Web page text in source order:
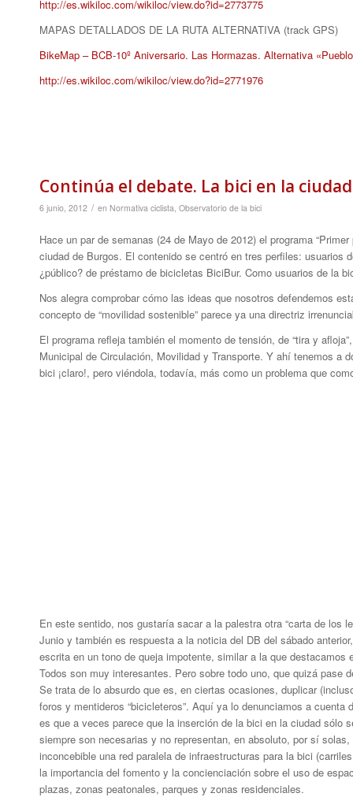
http://es.wikiloc.com/wikiloc/view.do?id=2773775
MAPAS DETALLADOS DE LA RUTA ALTERNATIVA (track GPS)
BikeMap – BCB-10º Aniversario. Las Hormazas. Alternativa
http://es.wikiloc.com/wikiloc/view.do?id=2771976
Continúa el debate. La bici en la ciudad
6 junio, 2012 / en Normativa ciclista Observatorio de la bici
Hace un par de semanas (24 de Mayo de 2012) el programa
ciudad de Burgos. El contenido se centró en tres perfiles:
¿público? de préstamo de bicicletas BiciBur. Como usuarios de la
Nos alegra comprobar cómo las ideas que nosotros defendemos
concepto de “movilidad sostenible” parece ya una directriz
El programa refleja también el momento de tensión, de “tira y
Municipal de Circulación, Movilidad y Transporte. Y ahí tenemos a
bici ¡claro!, pero viéndola, todavía, más como un problema que
En este sentido, nos gustaría sacar a la palestra otra “carta de los
Junio y también es respuesta a la noticia del DB del sábado
escrita en un tono de queja impotente, similar a la que destacamos
Todos son muy interesantes. Pero sobre todo uno, que quizá pase
Se trata de lo absurdo que es, en ciertas ocasiones, duplicar
foros y mentideros “bicicleteros”. Aquí ya lo denunciamos a
es que a veces parece que la inserción de la bici en la ciudad sólo
siempre son necesarias y no representan, en absoluto, por sí
inconcebible una red paralela de infraestructuras para la bici
la importancia del fomento y la concienciación sobre el uso de
plazas, zonas peatonales, parques y zonas residenciales.